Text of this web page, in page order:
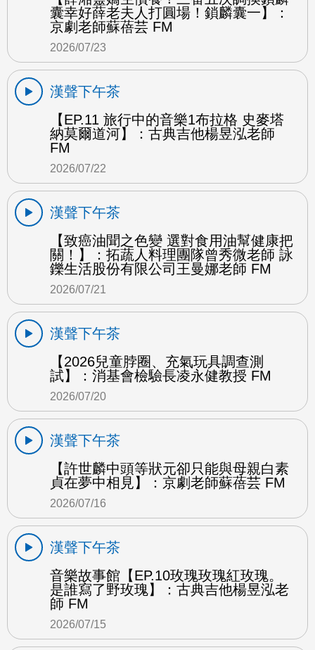
囊幸好薛老夫人打圓場！鎖麟囊一】：
京劇老師蘇蓓芸 FM
2026/07/23
漢聲下午茶
【EP.11 旅行中的音樂1布拉格 史麥塔
納莫爾道河】：古典吉他楊昱泓老師
FM
2026/07/22
漢聲下午茶
【致癌油聞之色變 選對食用油幫健康把
關！】：拓蔬人料理團隊曾秀微老師 詠
鑠生活股份有限公司王曼娜老師 FM
2026/07/21
漢聲下午茶
【2026兒童脖圈、充氣玩具調查測
試】：消基會檢驗長凌永健教授 FM
2026/07/20
漢聲下午茶
【許世麟中頭等狀元卻只能與母親白素
貞在夢中相見】：京劇老師蘇蓓芸 FM
2026/07/16
漢聲下午茶
音樂故事館【EP.10玫瑰玫瑰紅玫瑰。
是誰寫了野玫瑰】：古典吉他楊昱泓老
師 FM
2026/07/15